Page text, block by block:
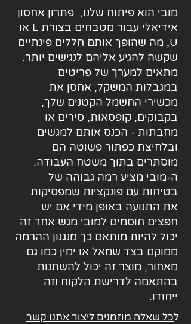
מובי הוא פיתוח שלנו, פתרון אחסון
אידיאלי עבור מטבחים בצורת L או
U, מה שהופך אותם חללים פינתיים
שקשה להגיע אליהם לנגישים יותר.
מתאים למערך של פריטים
במגבלות המשקל, אחסן את
מכשירי החשמל הקטנים שלך,
בקבוקים, קופסאות, סירים או
מחבתות - הכנס אותם למגשים
ובלחיצת כפתור פשוטה הם
מוסתרים בתוך משטח העבודה.
ה-מובי מציע רמה גבוהה של
בטיחות עם פונקציות שמפסיקות
את התנועה באופן מידי אם יש
חפצים חוסמים למובי מגש אחד זה
יכול להיות מותאם כך מנגנון ההרמה
ממוקם בצד שמאל או ימין כמו גם
מאחור, מוצר זה יכול להשתנות
בהתאמה לדרישת הלקוח וזה
ייחודו.
לכל שאלה מוזמנים ליצור אתנו קשר